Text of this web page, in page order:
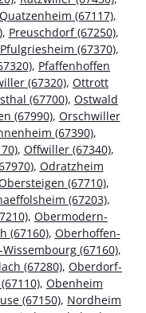
Quatzenheim (67117),
, Preuschdorf (67250),
Pfulgriesheim (67370),
, Pfaffenhoffen
(67320), Ottrott
(67700), Ostwald
(67990), Orschwiller
(67390),
, Offwiller (67340),
, Odratzheim
(67710),
(67203),
, Obermodern-
(67160), Oberhoffen-
(67160),
(67280), Oberdorf-
, Obenheim
(67150), Nordheim